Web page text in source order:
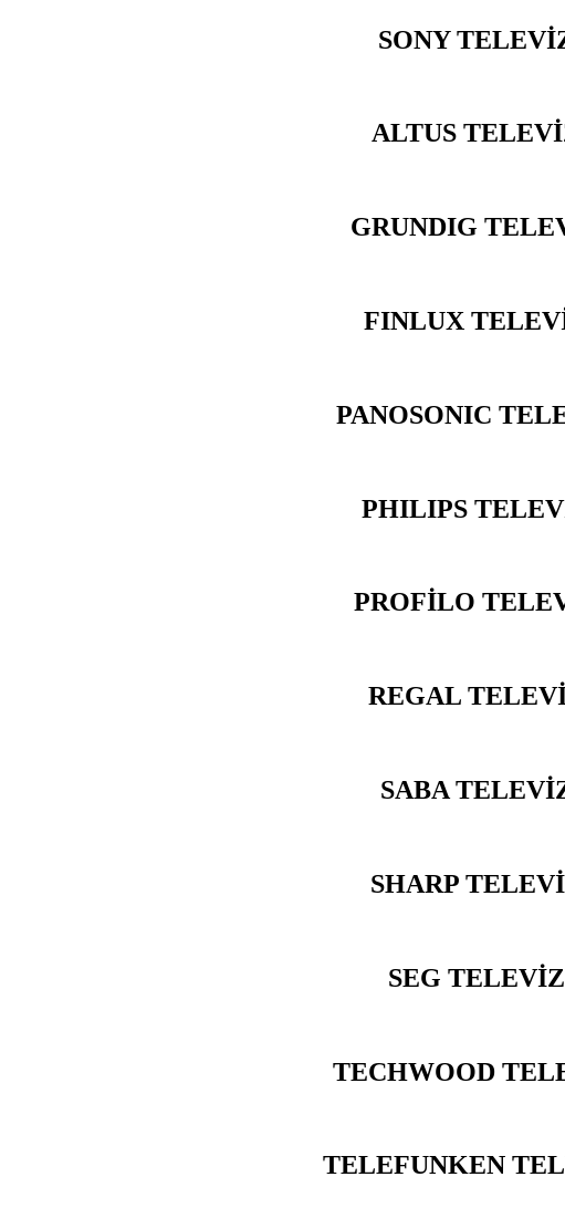
SONY
ALTUS
GRUNDIG
FINLUX
PANOSONIC
PHILIPS
PROFİLO
REGAL
SABA
SHARP
SEG
TECHWOOD
TELEFUNKEN